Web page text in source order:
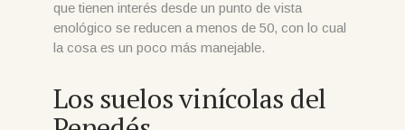
que tienen interés desde un punto de vista
enológico se reducen a menos de 50, con lo cual
la cosa es un poco más manejable.
Los suelos vinícolas del